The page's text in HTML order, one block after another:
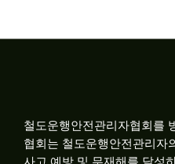
철도운행안전관리자협회를
협회는 철도운행안전관리자